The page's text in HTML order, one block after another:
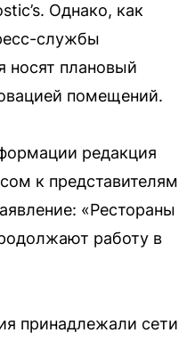
Однако, как
службы
носят плановый
помещений.
редакция
к представителям
«Рестораны
работу в
принадлежали сети